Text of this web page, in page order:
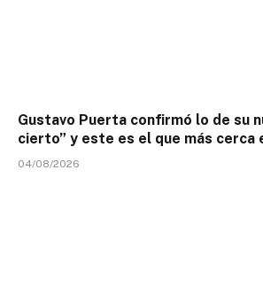
Gustavo Puerta confirmó lo de su
cierto” y este es el que más cerca
04/08/2026